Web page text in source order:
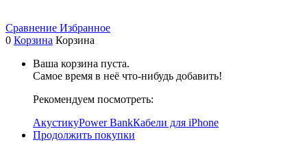
Сравнение Избранное
0 Корзина Корзина
Ваша корзина пуста.
Самое время в неё что-нибудь добавить!
Рекомендуем посмотреть:
АкустикуPower BankКабели для iPhone
Продолжить покупки